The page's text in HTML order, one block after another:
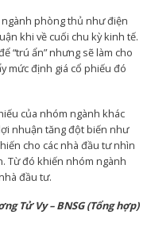
phòng thủ như điện
khi về cuối chu kỳ kinh tế.
“trú ẩn” nhưng sẽ làm cho
mức định giá cổ phiếu đó
của nhóm ngành khác
nhuận tăng đột biến như
cho các nhà đầu tư nhìn
Từ đó khiến nhóm ngành
đầu tư.
Tử Vy – BNSG (Tổng hợp)